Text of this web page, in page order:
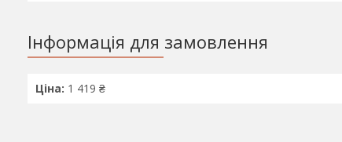
Інформація для замовлення
Ціна: 1 419 ₴